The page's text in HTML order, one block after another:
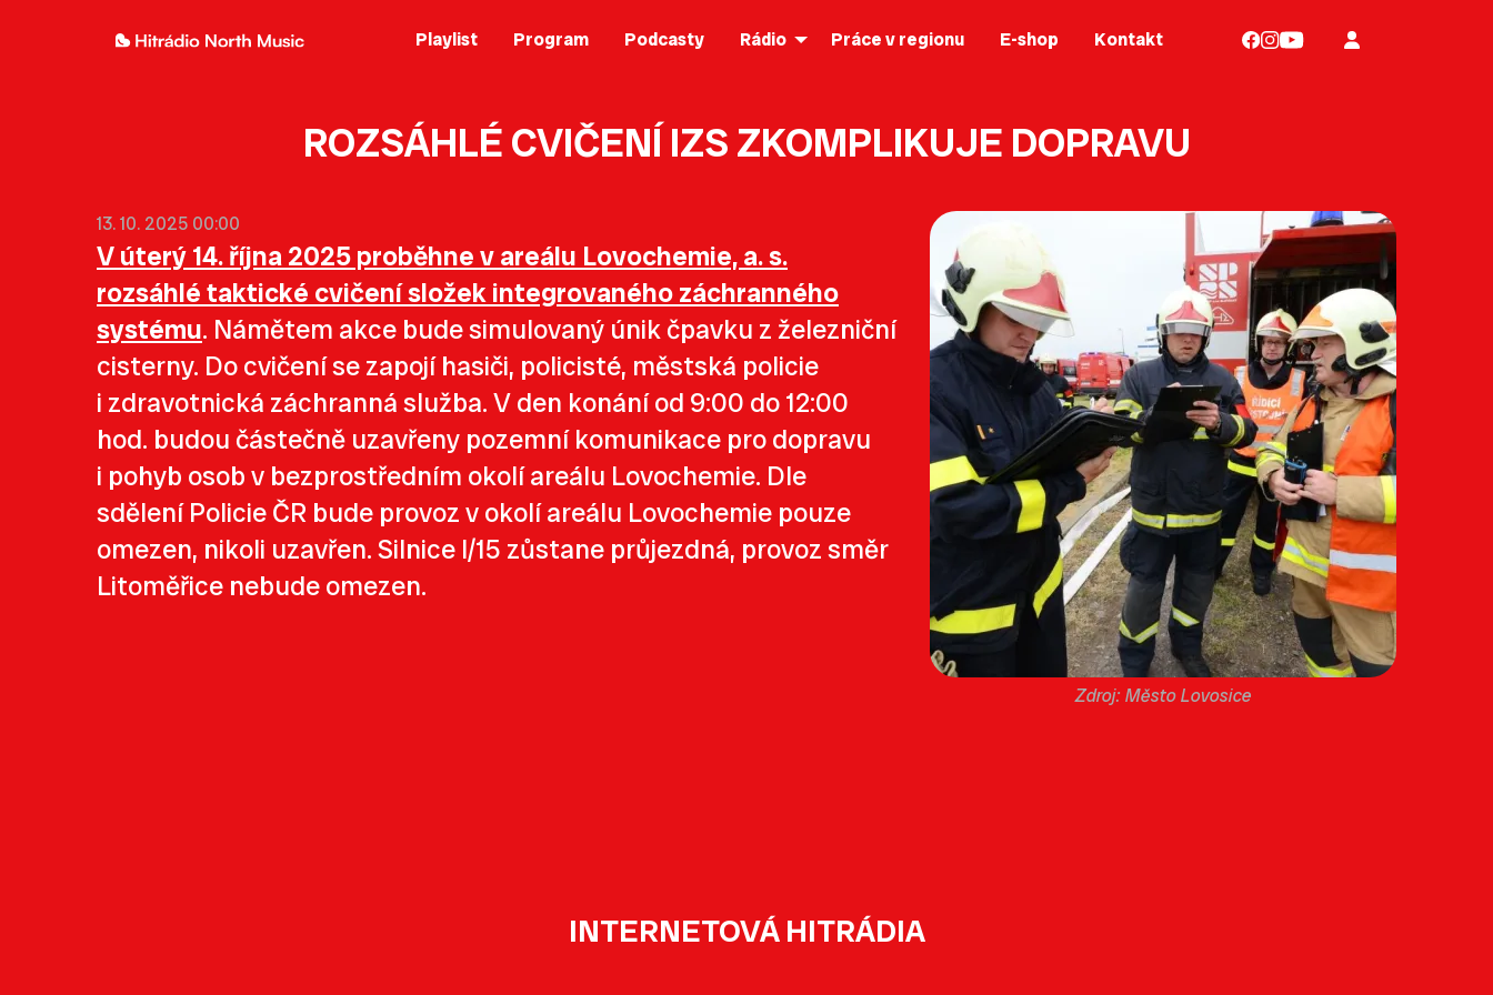
Playlist Program Podcasty Rádio Práce v regionu E-shop Kontakt
ROZSÁHLÉ CVIČENÍ IZS ZKOMPLIKUJE DOPRAVU
Město Lovosice
13. 10. 2025 00:00
V úterý 14. října 2025 proběhne v areálu Lovochemie, a. s.
rozsáhlé taktické cvičení složek integrovaného záchranného
systému. Námětem akce bude simulovaný únik čpavku z železniční
cisterny. Do cvičení se zapojí hasiči, policisté, městská policie
i zdravotnická záchranná služba.V den konání od 9:00 do 12:00
hod. budou částečně uzavřeny pozemní komunikace pro dopravu
i pohyb osob v bezprostředním okolí areálu Lovochemie. Dle
sdělení Policie ČR bude provoz v okolí areálu Lovochemie pouze
omezen, nikoli uzavřen. Silnice I/15 zůstane průjezdná, provoz směr
Litoměřice nebude omezen.
INTERNETOVÁ HITRÁDIA